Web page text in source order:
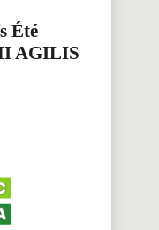
Été
AGILIS